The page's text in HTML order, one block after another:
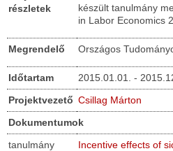
részletek
készült tanulmány
in Labor Economics
Megrendelő Országos
Időtartam
2015.01.01. -
Projektvezető Csillag Márton
Dokumentumok
tanulmány
Incentive effects of